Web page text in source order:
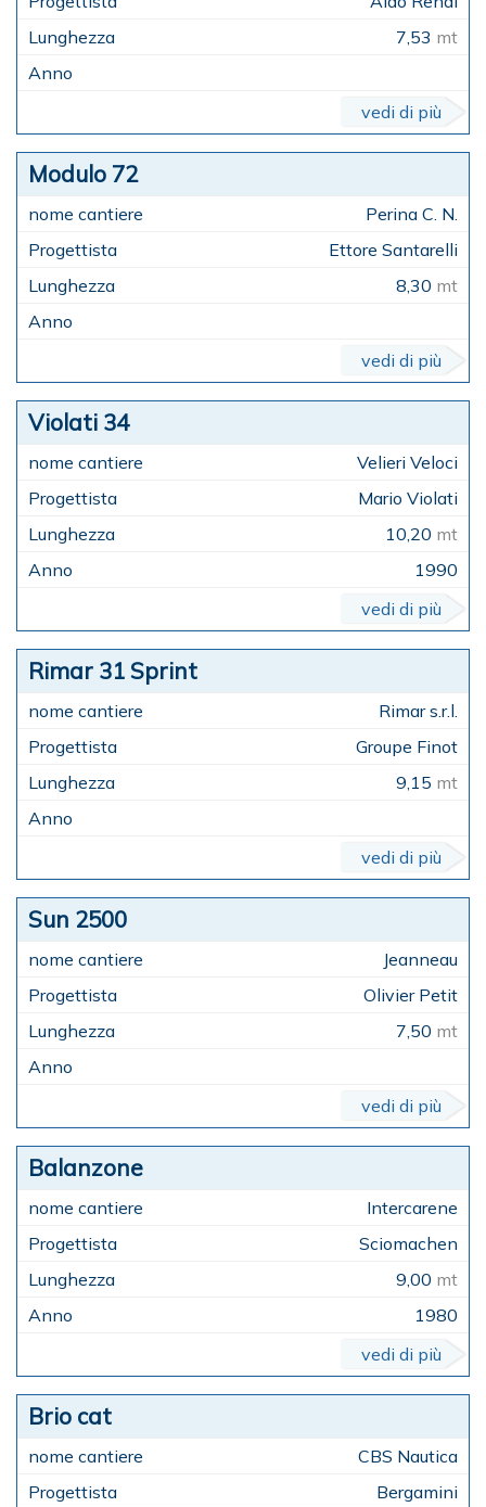
7,53 mt
vedi di più
Modulo 72
Perina C. N.
Ettore Santarelli
8,30 mt
vedi di più
Violati 34
Velieri Veloci
Mario Violati
10,20 mt
1990
vedi di più
Rimar 31 Sprint
Rimar s.r.l.
Groupe Finot
9,15 mt
vedi di più
Sun 2500
Jeanneau
Olivier Petit
7,50 mt
vedi di più
Balanzone
Intercarene
Sciomachen
9,00 mt
1980
vedi di più
Brio cat
CBS Nautica
Bergamini